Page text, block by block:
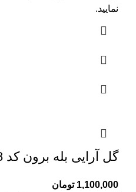
نمایید.
گل آرایی بله برون کد 208
1,100,000 تومان